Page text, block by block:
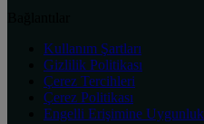
Kullanım Şartları
Gizlilik Politikası
Çerez Tercihleri
Çerez Politikası
Engelli Erişimine Uygunluk